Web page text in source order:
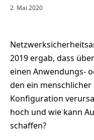
2. Mai 2020
2019 ergab, dass
einen Anwendungs-
den ein
Konfiguration
hoch und wie kann
schaffen?